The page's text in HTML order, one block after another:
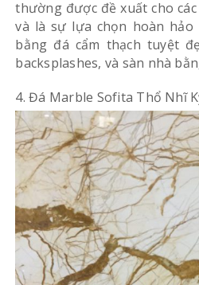
thường được đề xuất cho
và là sự lựa chọn hoàn hảo
bằng đá cẩm thạch tuyệt
backsplashes, và sàn nhà
4. Đá Marble Sofita Thổ Nhĩ